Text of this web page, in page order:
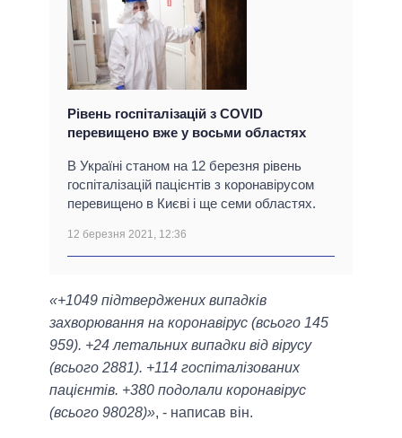
Рівень госпіталізацій з COVID
перевищено вже у восьми областях
В Україні станом на 12 березня рівень
госпіталізацій пацієнтів з коронавірусом
перевищено в Києві і ще семи областях.
12 березня 2021, 12:36
«+1049 підтверджених випадків
захворювання на коронавірус (всього 145
959). +24 летальних випадки від вірусу
(всього 2881). +114 госпіталізованих
пацієнтів. +380 подолали коронавірус
(всього 98028)», - написав він.